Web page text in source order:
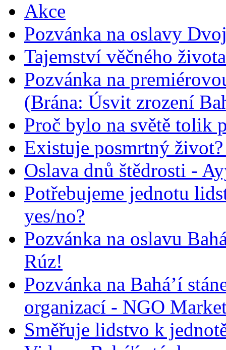
Akce
Pozvánka na oslavy
Tajemství věčného života
Pozvánka na
(Brána: Úsvit zrození
Proč bylo na světě tolik
Existuje posmrtný
Oslava dnů štědrosti -
Potřebujeme jednotu
yes/no?
Pozvánka na oslavu
Rúz!
Pozvánka na Bahá’í
organizací - NGO
Směřuje lidstvo k